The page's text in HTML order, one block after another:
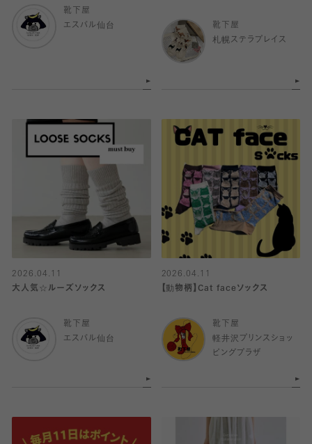
靴下屋
エスパル仙台
靴下屋
札幌ステラプレイス
2026.04.11
大人気☆ルーズソックス
靴下屋
エスパル仙台
2026.04.11
【動物柄】Cat faceソックス
靴下屋
軽井沢プリンスショッ
ピングプラザ